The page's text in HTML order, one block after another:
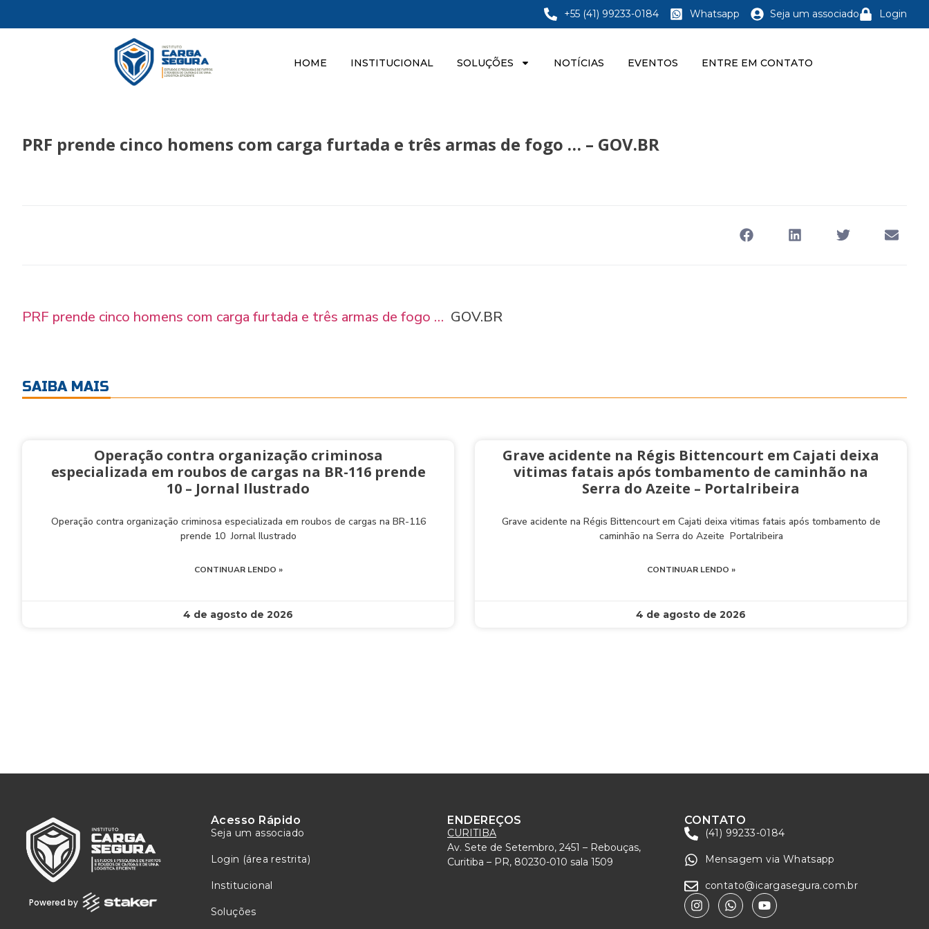
+55 (41) 99233-0184 Whatsapp Seja um associado Login
HOME INSTITUCIONAL SOLUÇÕES NOTÍCIAS EVENTOS ENTRE EM CONTATO
PRF prende cinco homens com carga furtada e três armas de fogo … – GOV.BR
PRF prende cinco homens com carga furtada e três armas de fogo … GOV.BR
SAIBA MAIS
Operação contra organização criminosa
especializada em roubos de cargas na BR-116 prende
10 – Jornal Ilustrado
Operação contra organização criminosa especializada em roubos de cargas na BR-116
prende 10 Jornal Ilustrado
CONTINUAR LENDO »
4 de agosto de 2026
Grave acidente na Régis Bittencourt em Cajati deixa
vitimas fatais após tombamento de caminhão na
Serra do Azeite – Portalribeira
Grave acidente na Régis Bittencourt em Cajati deixa vitimas fatais após tombamento de
caminhão na Serra do Azeite Portalribeira
CONTINUAR LENDO »
4 de agosto de 2026
Powered by
Acesso Rápido
Seja um associado
Login (área restrita)
Institucional
Soluções
ENDEREÇOS
CURITIBA
Av. Sete de Setembro, 2451 – Rebouças,
Curitiba – PR, 80230-010 sala 1509
CONTATO
(41) 99233-0184
Mensagem via Whatsapp
contato@icargasegura.com.br